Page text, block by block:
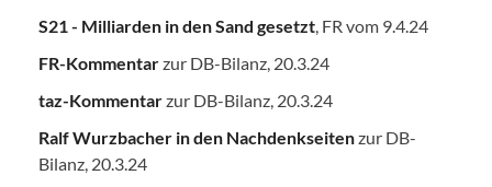
S21 - Milliarden in den Sand gesetzt, FR vom 9.4.24
FR-Kommentarzur DB-Bilanz, 20.3.24
taz-Kommentarzur DB-Bilanz, 20.3.24
Ralf Wurzbacher in den Nachdenkseitenzur DB-
Bilanz, 20.3.24